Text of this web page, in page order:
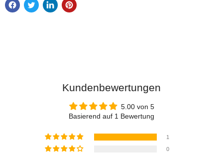
Kundenbewertungen
5.00 von 5
Basierend auf 1 Bewertung
1
0